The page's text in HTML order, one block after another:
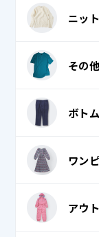
ジャンパー
ダウンジャケッ
ベンチコート
タキシード・
礼服 / 喪服
Tシャツ・ロン
ポロシャツ
襟付き / オープ
ニット
カーディガン
その
Tシャツ・ロン
ジャージ
トレーナー・パ
バスローブ
ボト
スーツ
カジュアルパン
ジャージ
ワン
サロペット・
ロンパース
アウ